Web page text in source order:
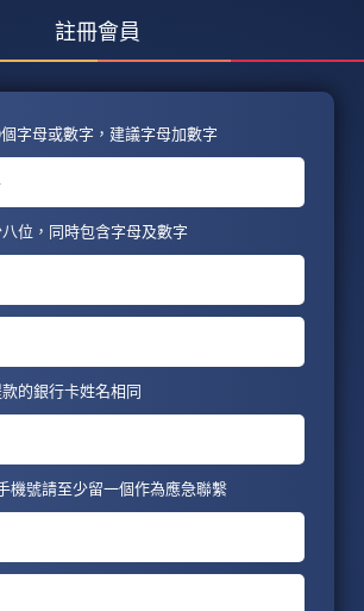
註冊會員
字母或數字，建議字母加數字
位，同時包含字母及數字
的銀行卡姓名相同
機號請至少留一個作為應急聯繫